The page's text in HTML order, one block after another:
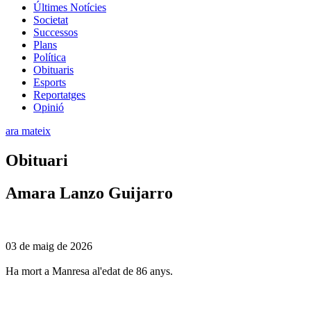
Últimes Notícies
Societat
Successos
Plans
Política
Obituaris
Esports
Reportatges
Opinió
ara mateix
Obituari
Amara Lanzo Guijarro
03 de maig de 2026
Ha mort a Manresa al'edat de 86 anys.